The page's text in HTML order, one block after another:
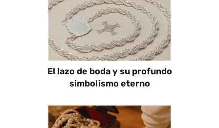
El lazo de boda y su profundo
simbolismo eterno